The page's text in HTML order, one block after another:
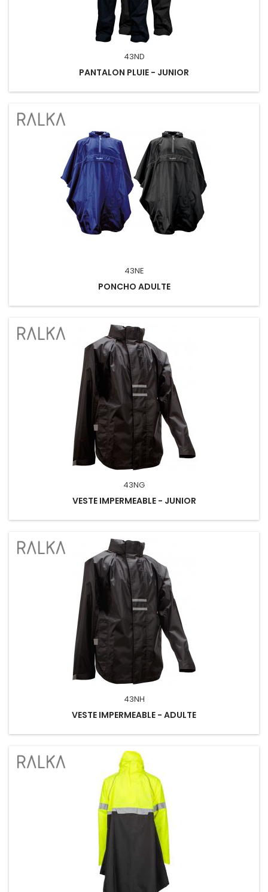
43ND
PANTALON PLUIE - JUNIOR
43NE
PONCHO ADULTE
43NG
VESTE IMPERMEABLE - JUNIOR
43NH
VESTE IMPERMEABLE - ADULTE